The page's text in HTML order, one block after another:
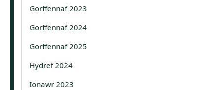
Gorffennaf 2023
Gorffennaf 2024
Gorffennaf 2025
Hydref 2024
Ionawr 2023